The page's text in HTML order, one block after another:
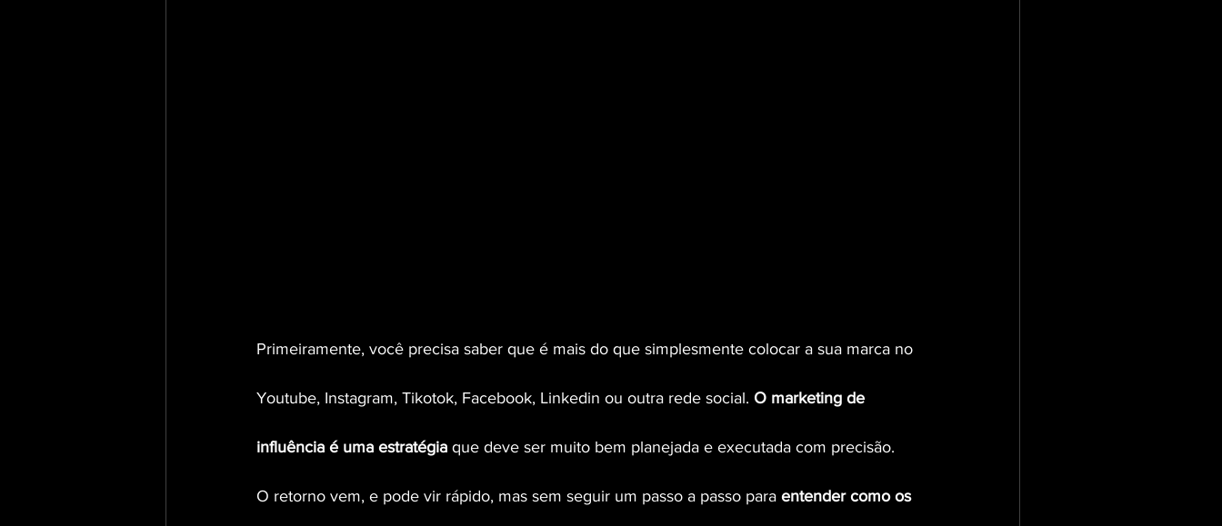
Primeiramente, você precisa saber que é mais do que simplesmente colocar a sua marca no
Youtube, Instagram, Tikotok, Facebook, Linkedin ou outra rede social. O marketing de
influência é uma estratégia que deve ser muito bem planejada e executada com precisão.
O retorno vem, e pode vir rápido, mas sem seguir um passo a passo para entender como os